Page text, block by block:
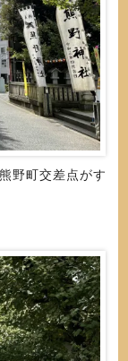
野町交差点がす